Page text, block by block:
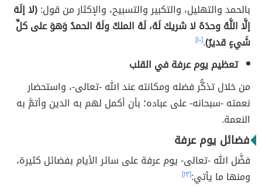
بالحمد والتهليل، والتكبير والتسبيح، والإكثار من قول:(لا إلَهَ
إلَّا اللَّهُ وحدَهُ لا شريكَ لَهُ، لَهُ الملكُ ولَهُ الحمدُ وَهوَ على كلِّ
شَيءٍ قديرٌ).[١٠]
تعظيم يوم عرفة في القلب
من خلال تذكُّر فضله ومكانته عند الله -تعالى-، واستحضار
نعمته -سبحانه- على عباده؛ بأن أكمل لهم به الدين وأتمَّ به
النعمة.
فضائل يوم عرفة
فضَّل الله -تعالى- يوم عرفة على سائر الأيام بفضائل كثيرة،
ومنها ما يأتي:[١٣]